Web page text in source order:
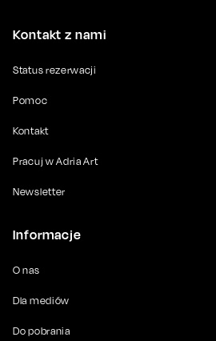
Kontakt z nami
Status rezerwacji
Pomoc
Kontakt
Pracuj w Adria Art
Newsletter
Informacje
O nas
Dla mediów
Do pobrania